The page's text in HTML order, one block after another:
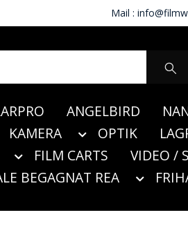
Mail :
ANGELBIRD
KAMERA OPTIK
FILM CARTS VIDEO /
BEGAGNAT REA